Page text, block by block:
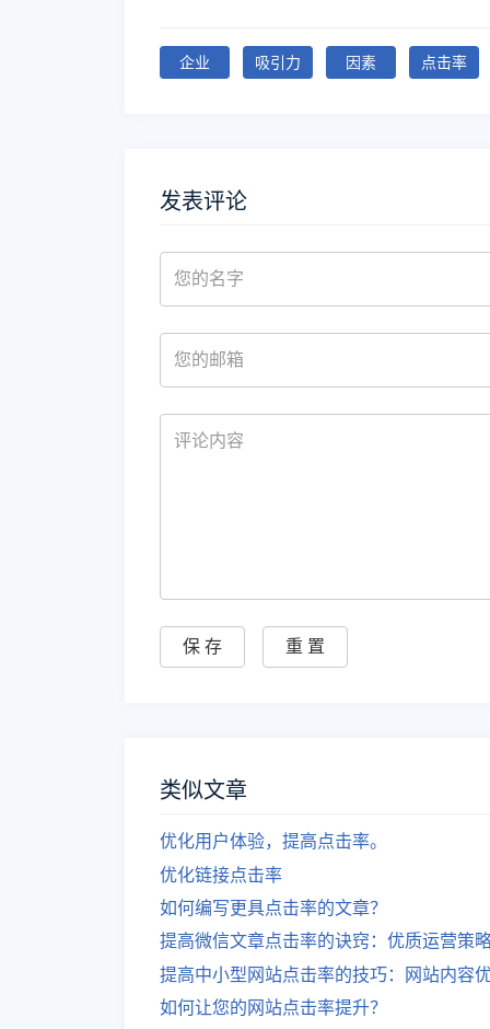
企业 吸引力 因素 点击率
发表评论
类似文章
优化用户体验，提高点击率。
优化链接点击率
如何编写更具点击率的文章？
提高微信文章点击率的诀窍：优质运营策
提高中小型网站点击率的技巧：网站内容
如何让您的网站点击率提升？